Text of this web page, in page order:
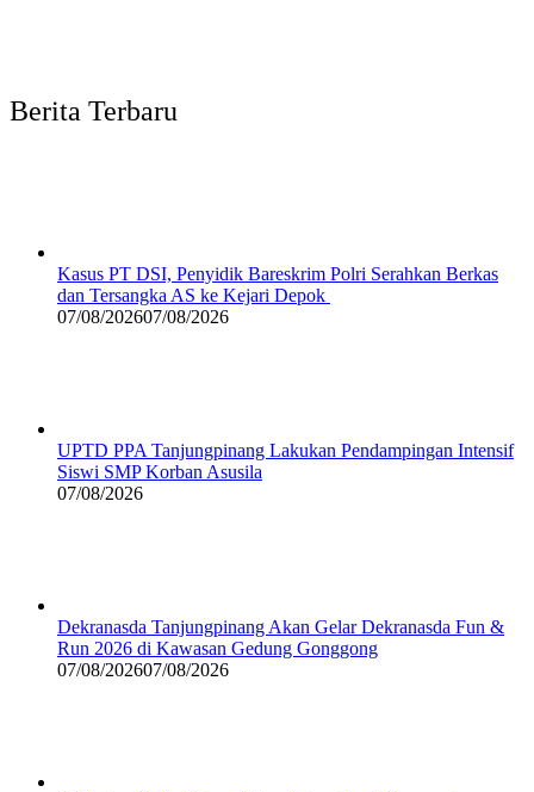
Berita Terbaru
Kasus PT DSI, Penyidik Bareskrim Polri Serahkan Berkas
dan Tersangka AS ke Kejari Depok
07/08/202607/08/2026
UPTD PPA Tanjungpinang Lakukan Pendampingan Intensif
Siswi SMP Korban Asusila
07/08/2026
Dekranasda Tanjungpinang Akan Gelar Dekranasda Fun &
Run 2026 di Kawasan Gedung Gonggong
07/08/202607/08/2026